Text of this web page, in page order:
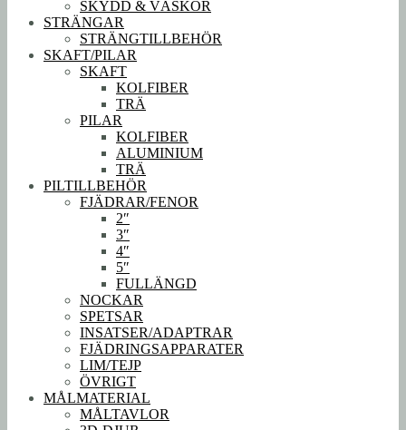
SKYDD & VÄSKOR
STRÄNGAR
STRÄNGTILLBEHÖR
SKAFT/PILAR
SKAFT
KOLFIBER
TRÄ
PILAR
KOLFIBER
ALUMINIUM
TRÄ
PILTILLBEHÖR
FJÄDRAR/FENOR
2″
3″
4″
5″
FULLÄNGD
NOCKAR
SPETSAR
INSATSER/ADAPTRAR
FJÄDRINGSAPPARATER
LIM/TEJP
ÖVRIGT
MÅLMATERIAL
MÅLTAVLOR